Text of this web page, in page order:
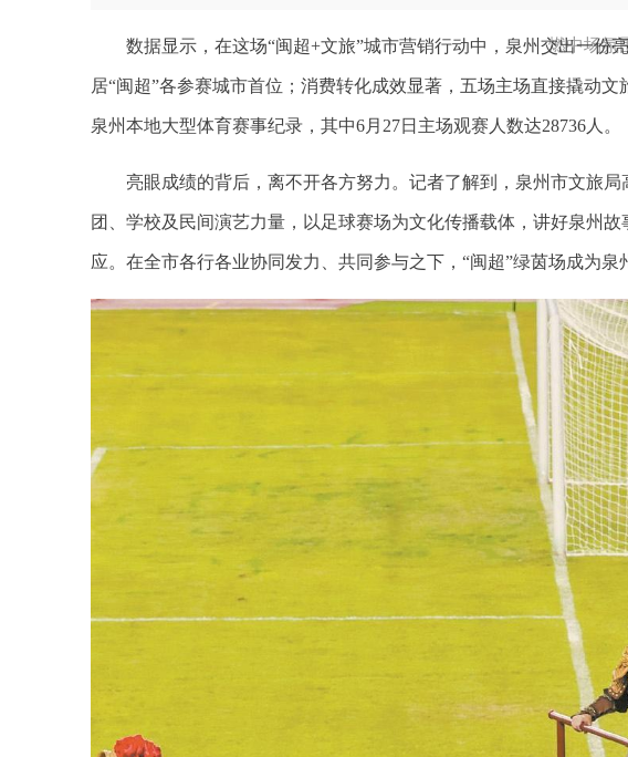
燃中场氛
数据显示，在这场“闽超+文旅”城市营销行动中，泉州交出一
居“闽超”各参赛城市首位；消费转化成效显著，五场主场直接撬动
泉州本地大型体育赛事纪录，其中6月27日主场观赛人数达28736人。
亮眼成绩的背后，离不开各方努力。记者了解到，泉州市文旅
团、学校及民间演艺力量，以足球赛场为文化传播载体，讲好泉州
应。在全市各行各业协同发力、共同参与之下，“闽超”绿茵场成为泉